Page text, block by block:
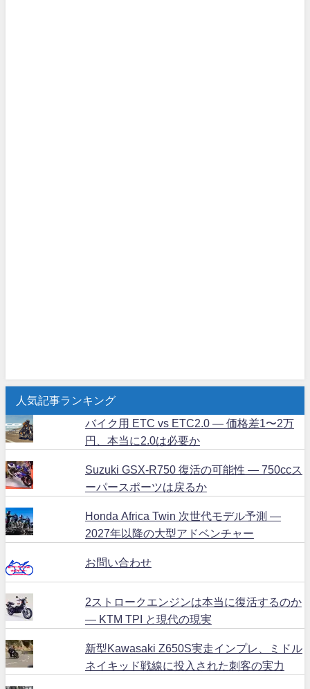
人気記事ランキング
バイク用 ETC vs ETC2.0 ― 価格差1〜2万
円、本当に2.0は必要か
Suzuki GSX-R750 復活の可能性 ― 750ccス
ーパースポーツは戻るか
Honda Africa Twin 次世代モデル予測 ―
2027年以降の大型アドベンチャー
お問い合わせ
2ストロークエンジンは本当に復活するのか
― KTM TPI と現代の現実
新型Kawasaki Z650S実走インプレ、ミドル
ネイキッド戦線に投入された刺客の実力